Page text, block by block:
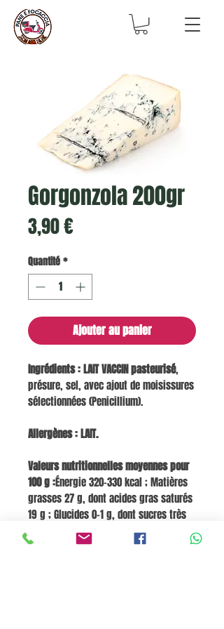
Gorgonzola 200gr
3,90 €Prix
Quantité*
Ajouter au panier
Ingrédients :LAIT VACCIN pasteurisé,
présure, sel, avec ajout de moisissures
sélectionnées (Penicillium).
Allergènes : LAIT.
Valeurs nutritionnelles moyennes pour
100 g :Énergie 320–330 kcal ; Matières
grasses 27 g, dont acides gras saturés
19 g ; Glucides 0–1 g, dont sucres très
faibles ; Protéines 18–19 g ; Sel 1,3–1,5
g.